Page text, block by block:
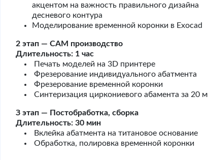
акцентом на важность правильного дизайна
десневого контура
Моделирование временной коронки в Exocad
2 этап — САМ производство
Длительность: 1 час
Печать моделей на 3D принтере
Фрезерование индивидуального абатмента
Фрезерование временной коронки
Синтеризация циркониевого абамента за 20
З этап — Постобработка, сборка
Длительность: 30 мин
Вклейка абатмента на титановое основание
Обработка, полировка временной коронки